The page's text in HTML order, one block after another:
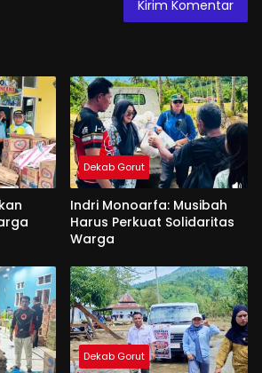
Dekab Gorut
Indri Monoarfa: Musibah
Harus Perkuat Solidaritas
Warga
Dekab Gorut